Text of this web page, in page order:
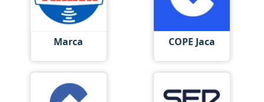
Marca COPE Jaca